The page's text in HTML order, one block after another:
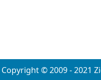
Copyright © 2009 - 2021